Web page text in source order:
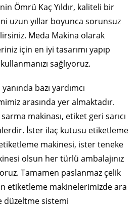
Ömrü Kaç Yıldır, kaliteli bir
uzun yıllar boyunca sorunsuz
Meda Makina olarak
için en iyi tasarımı yapıp
sağlıyoruz.
bazı yardımcı
arasında yer almaktadır.
makinası, etiket geri sarıcı
İster ilaç kutusu etiketleme
makinesi, ister teneke
olsun her türlü ambalajınız
Tamamen paslanmaz çelik
etiketleme makinelerimizde ara
düzeltme sistemi